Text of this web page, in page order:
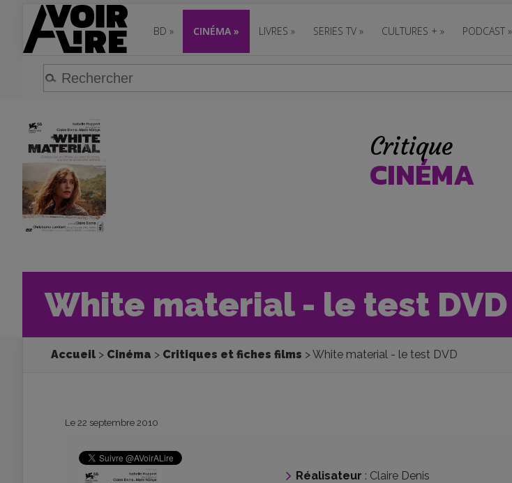
BD » CINÉMA » LIVRES » SERIES TV » CULTURES + » PODCAST »
Critique
CINÉMA
White material - le test DVD
Accueil Cinéma Critiques et fiches films White material - le test DVD
Le 22 septembre 2010
Réalisateur : Claire Denis